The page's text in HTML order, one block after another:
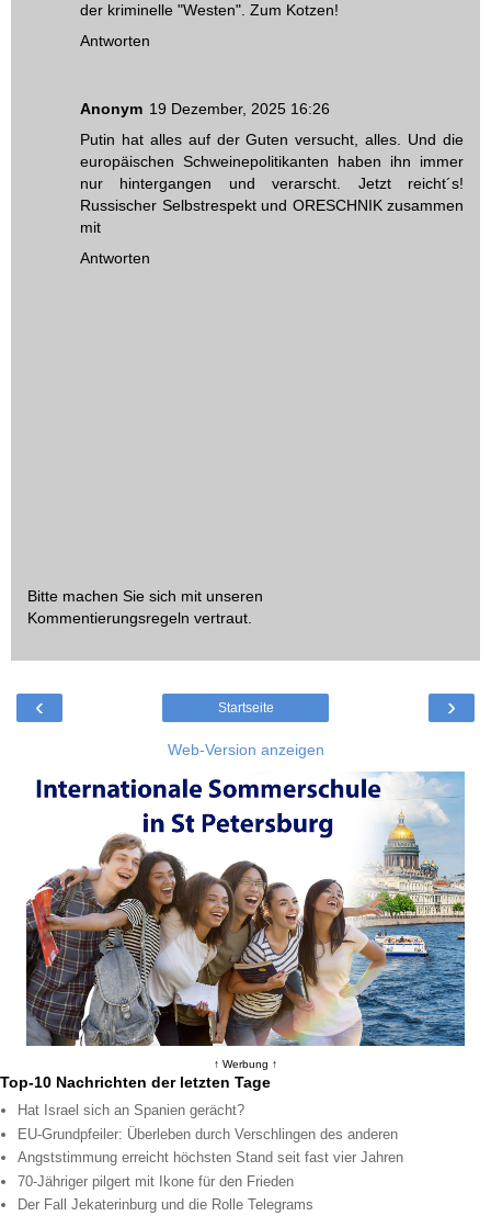
der kriminelle "Westen". Zum Kotzen!
Antworten
Anonym 19 Dezember, 2025 16:26
Putin hat alles auf der Guten versucht, alles. Und die
europäischen Schweinepolitikanten haben ihn immer
nur hintergangen und verarscht. Jetzt reicht´s!
Russischer Selbstrespekt und ORESCHNIK zusammen
mit
Antworten
Bitte machen Sie sich mit unseren
Kommentierungsregeln vertraut.
‹ ›
Startseite
Web-Version anzeigen
↑ Werbung ↑
Top-10 Nachrichten der letzten Tage
Hat Israel sich an Spanien gerächt?
EU-Grundpfeiler: Überleben durch Verschlingen des anderen
Angststimmung erreicht höchsten Stand seit fast vier Jahren
70-Jähriger pilgert mit Ikone für den Frieden
Der Fall Jekaterinburg und die Rolle Telegrams